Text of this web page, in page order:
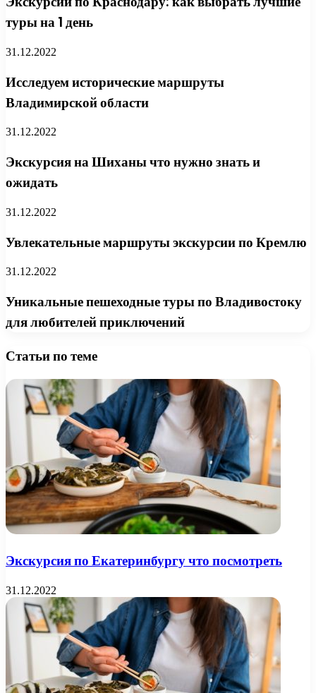
туры на 1 день
31.12.2022
Исследуем исторические маршруты
Владимирской области
31.12.2022
Экскурсия на Шиханы что нужно знать и
ожидать
31.12.2022
Увлекательные маршруты экскурсии по Кремлю
31.12.2022
Уникальные пешеходные туры по Владивостоку
для любителей приключений
Статьи по теме
Экскурсия по Екатеринбургу что посмотреть
31.12.2022